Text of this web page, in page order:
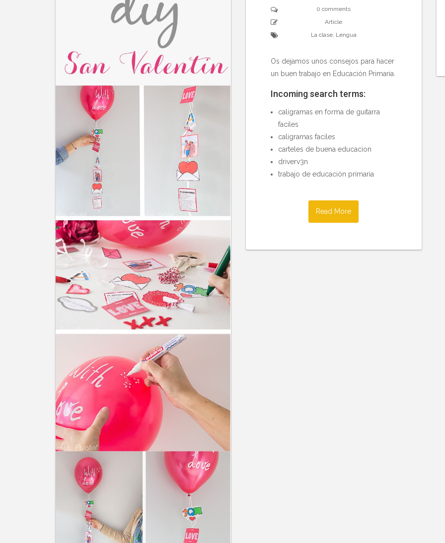
0 comments
Article
La clase, Lengua
Os dejamos unos consejos para hacer
un buen trabajo en Educación Primaria.
Incoming search terms:
caligramas en forma de guitarra
faciles
caligramas faciles
carteles de buena educacion
driverv3n
trabajo de educación primaria
Read More